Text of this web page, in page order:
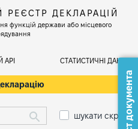
ДЕКЛАРАЦІЙ
функцій держави або місцевого
АРІ СТАТИСТИЧНІ ДАНІ
шукати скрізьЗміст документа